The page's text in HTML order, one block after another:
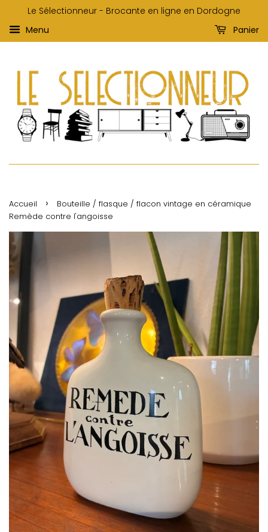
Le Sélectionneur - Brocante en ligne en Dordogne
Menu
Panier
Accueil ›
Bouteille / flasque / flacon vintage en céramique
Remède contre l'angoisse